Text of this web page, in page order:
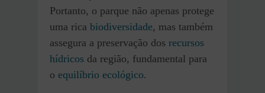
Portanto, o parque não apenas protege
uma rica biodiversidade, mas também
assegura a preservação dos recursos
hídricos da região, fundamental para
o equilíbrio ecológico.